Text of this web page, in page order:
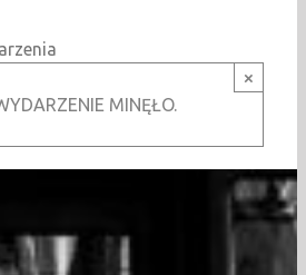
×
MINĘŁO.